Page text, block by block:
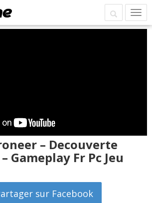
– Decouverte
Gameplay Fr Pc Jeu
sur Facebook